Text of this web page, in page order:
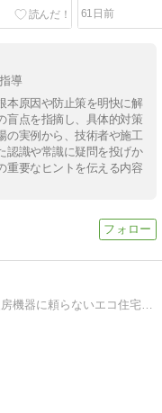
61日前
導
本原因や防止策を明快に解
盲点を指摘し、具体的対策
の実例から、技術者や施工
認識や常識に疑問を投げか
重要なヒントを伝える内容